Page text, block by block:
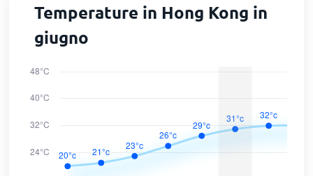
Temperature in Hong Kong in
giugno